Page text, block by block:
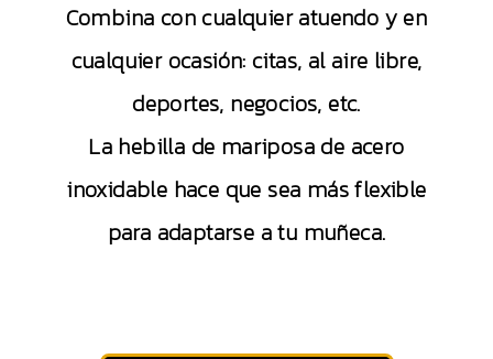
Combina con cualquier atuendo y en
cualquier ocasión: citas, al aire libre,
deportes, negocios, etc.
La hebilla de mariposa de acero
inoxidable hace que sea más flexible
para adaptarse a tu muñeca.